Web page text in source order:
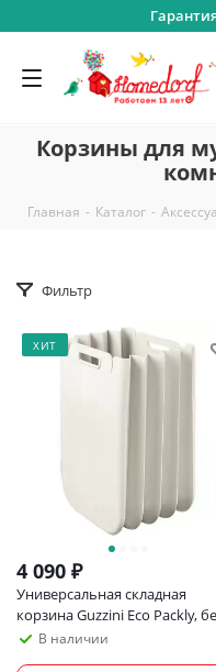
Корзины для
Главная - Каталог -
Фильтр
ХИТ
4 090 ₽
Универсальная складная
корзина Guzzini Eco Packly,
В наличии